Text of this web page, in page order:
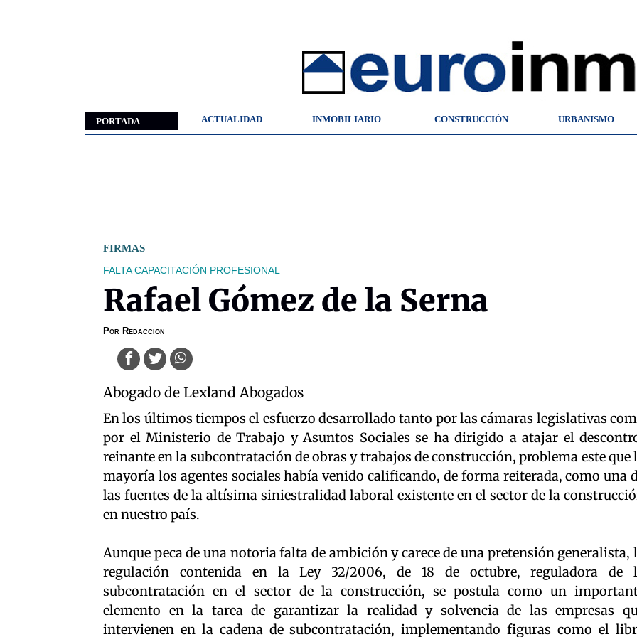
PORTADA ACTUALIDAD INMOBILIARIO CONSTRUCCIÓN URBANISMO
FIRMAS
FALTA CAPACITACIÓN PROFESIONAL
Rafael Gómez de la Serna
Por Redaccion
Abogado de Lexland Abogados
En los últimos tiempos el esfuerzo desarrollado tanto por las cámaras legislativas
por el Ministerio de Trabajo y Asuntos Sociales se ha dirigido a atajar el
reinante en la subcontratación de obras y trabajos de construcción, problema este que
mayoría los agentes sociales había venido calificando, de forma reiterada, como una
las fuentes de la altísima siniestralidad laboral existente en el sector de la
en nuestro país.
Aunque peca de una notoria falta de ambición y carece de una pretensión generalista,
regulación contenida en la Ley 32/2006, de 18 de octubre, reguladora de
subcontratación en el sector de la construcción, se postula como un
elemento en la tarea de garantizar la realidad y solvencia de las empresas
intervienen en la cadena de subcontratación, implementando figuras como el